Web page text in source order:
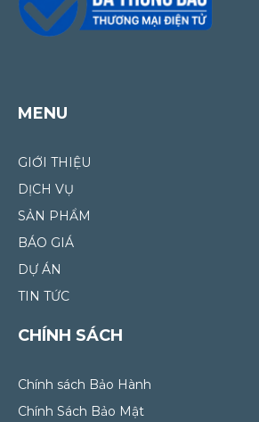
MENU
GIỚI THIỆU
DỊCH VỤ
SẢN PHẨM
BÁO GIÁ
DỰ ÁN
TIN TỨC
CHÍNH SÁCH
Chính sách Bảo Hành
Chính Sách Bảo Mật